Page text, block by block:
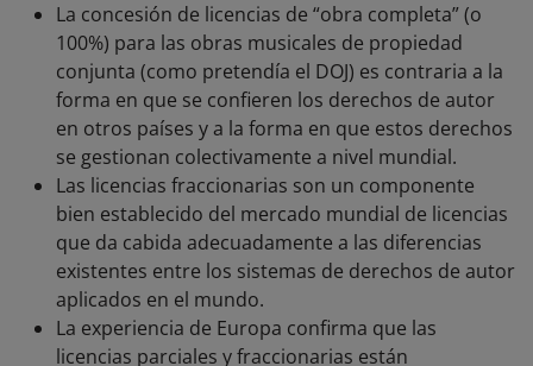
La concesión de licencias de “obra completa” (o
100%) para las obras musicales de propiedad
conjunta (como pretendía el DOJ) es contraria a la
forma en que se confieren los derechos de autor
en otros países y a la forma en que estos derechos
se gestionan colectivamente a nivel mundial.
Las licencias fraccionarias son un componente
bien establecido del mercado mundial de licencias
que da cabida adecuadamente a las diferencias
existentes entre los sistemas de derechos de autor
aplicados en el mundo.
La experiencia de Europa confirma que las
licencias parciales y fraccionarias están